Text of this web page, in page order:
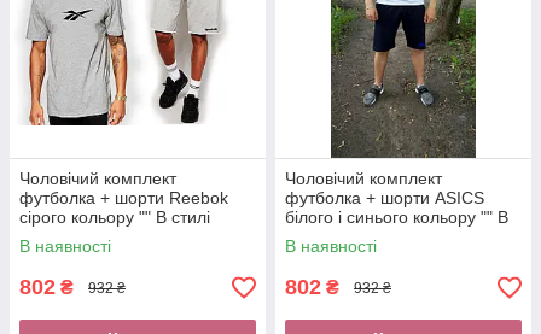
Чоловічий комплект
футболка + шорти Reebok
сірого кольору "" В стилі
Reebok ""
В наявності
802 ₴ 932 ₴
Чоловічий комплект
футболка + шорти ASICS
білого і синього кольору "" В
стилі ASICS ""
В наявності
802 ₴ 932 ₴